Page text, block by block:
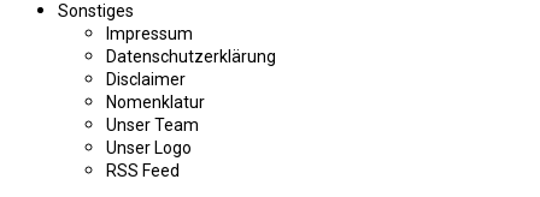
Sonstiges
Impressum
Datenschutzerklärung
Disclaimer
Nomenklatur
Unser Team
Unser Logo
RSS Feed